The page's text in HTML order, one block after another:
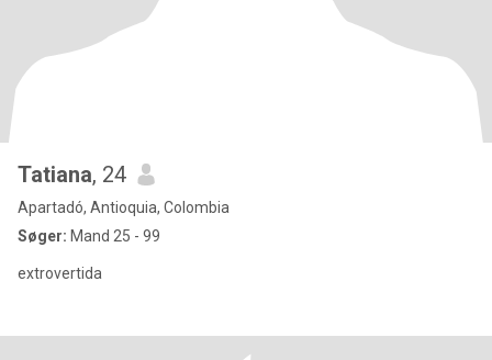
Tatiana, 24
Apartadó, Antioquia, Colombia
Søger: Mand 25 - 99
extrovertida